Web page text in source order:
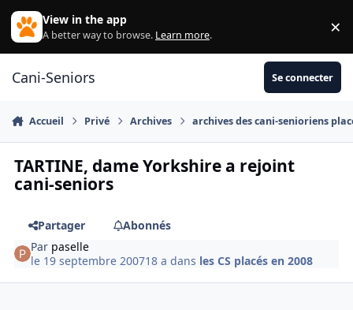
Aller au contenu
View in the app
A better way to browse. Learn more. ×
Cani-Seniors Se connecter
Accueil Privé Archives archives des cani-senioriens
TARTINE, dame Yorkshire a rejoint
cani-seniors
Partager
Abonnés
Par paselle
le 19 septembre 200718 a dans les CS placés en 2008